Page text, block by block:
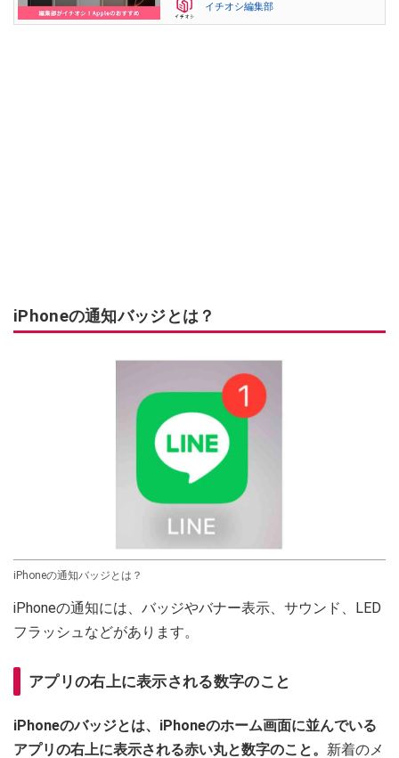
イチオシ編集部
iPhoneの通知バッジとは？
iPhoneの通知バッジとは？
iPhoneの通知には、バッジやバナー表示、サウンド、LED
フラッシュなどがあります。
アプリの右上に表示される数字のこと
iPhoneのバッジとは、iPhoneのホーム画面に並んでいる
アプリの右上に表示される赤い丸と数字のこと。 新着のメ